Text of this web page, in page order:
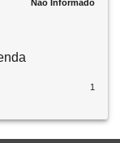
Não Informado
1